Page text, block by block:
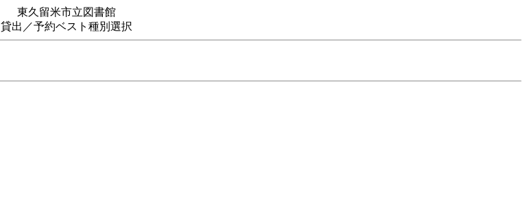
東久留米市立図書館
貸出／予約ベスト種別選択